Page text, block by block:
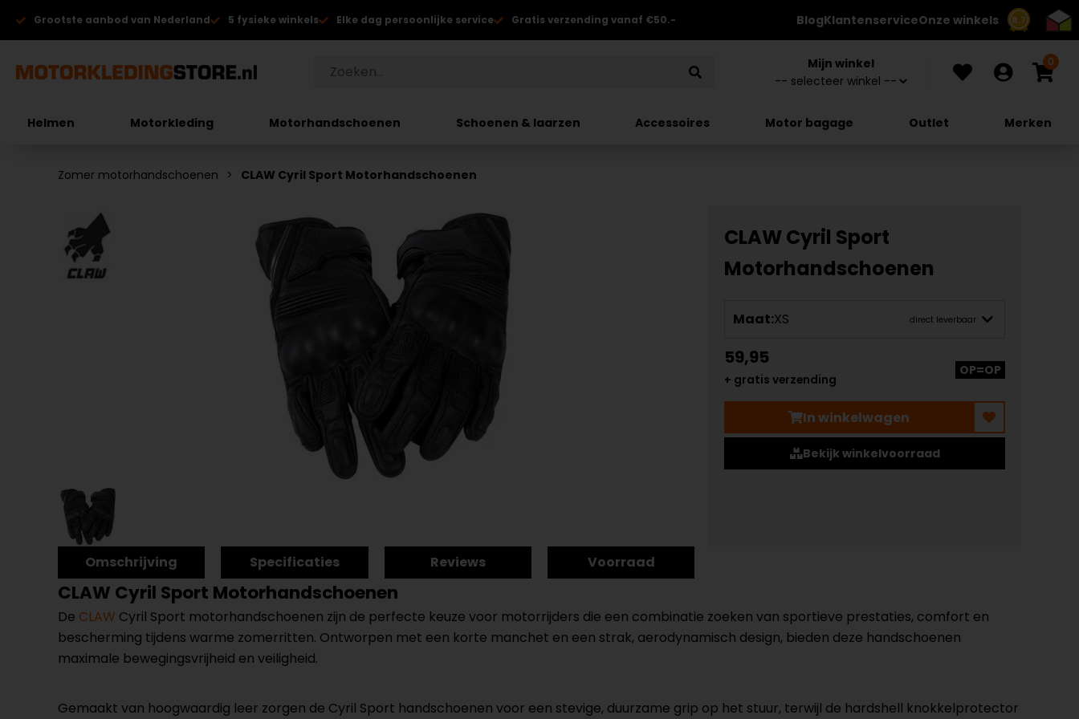
8.7
Grootste aanbod van Nederland 5 fysieke winkels Elke dag persoonlijke service Gratis verzending vanaf €50.- BlogKlantenserviceOnze winkels
Mijn winkel 0
Helmen Motorkleding Motorhandschoenen Schoenen & laarzen Accessoires Motor bagage Outlet Merken
Zomer motorhandschoenen CLAW Cyril Sport Motorhandschoenen
CLAW Cyril Sport
Motorhandschoenen
Maat:XS direct leverbaar
59,95
+ gratis verzending
OP=OP
In winkelwagen
Bekijk winkelvoorraad
Omschrijving Specificaties Reviews Voorraad
CLAW Cyril Sport Motorhandschoenen
De CLAW Cyril Sport motorhandschoenen zijn de perfecte keuze voor motorrijders die een combinatie zoeken van sportieve prestaties, comfort en
bescherming tijdens warme zomerritten. Ontworpen met een korte manchet en een strak, aerodynamisch design, bieden deze handschoenen
maximale bewegingsvrijheid en veiligheid.
Gemaakt van hoogwaardig leer zorgen de Cyril Sport handschoenen voor een stevige, duurzame grip op het stuur, terwijl de hardshell knokkelprotector